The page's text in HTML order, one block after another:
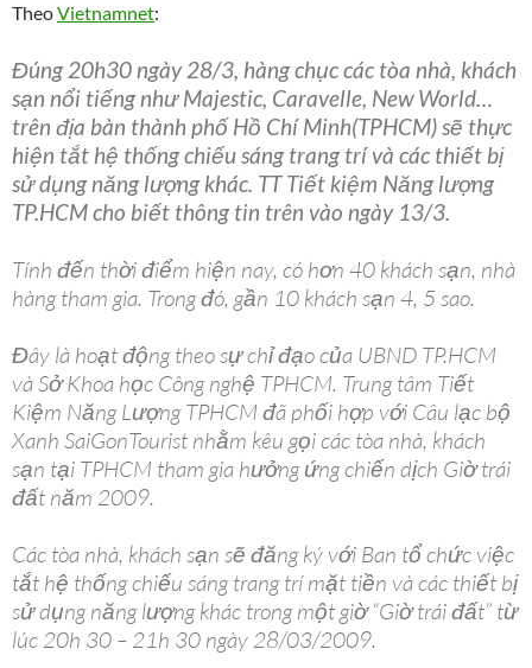
TheoVietnamnet:
Đúng 20h30 ngày 28/3, hàng chục các tòa nhà, khách
sạn nổi tiếng như Majestic, Caravelle, New World…
trên địa bàn thành phố Hồ Chí Minh(TPHCM) sẽ thực
hiện tắt hệ thống chiếu sáng trang trí và các thiết bị
sử dụng năng lượng khác. TT Tiết kiệm Năng lượng
TP.HCM cho biết thông tin trên vào ngày 13/3.
Tính đến thời điểm hiện nay, có hơn 40 khách sạn, nhà
hàng tham gia. Trong đó, gần 10 khách sạn 4, 5 sao.
Đây là hoạt động theo sự chỉ đạo của UBND TP.HCM
và Sở Khoa học Công nghệ TPHCM. Trung tâm Tiết
Kiệm Năng Lượng TPHCM đã phối hợp với Câu lạc bộ
Xanh SaiGonTourist nhằm kêu gọi các tòa nhà, khách
sạn tại TPHCM tham gia hưởng ứng chiến dịch Giờ trái
đất năm 2009.
Các tòa nhà, khách sạn sẽ đăng ký với Ban tổ chức việc
tắt hệ thống chiếu sáng trang trí mặt tiền và các thiết bị
sử dụng năng lượng khác trong một giờ “Giờ trái đất” từ
lúc 20h 30 – 21h 30 ngày 28/03/2009.